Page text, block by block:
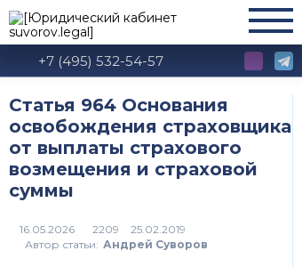
+7 (495) 532-54-57
Статья 964 Основания
освобождения страховщика
от выплаты страхового
возмещения и страховой
суммы
2209
Автор статьи: Андрей Суворов